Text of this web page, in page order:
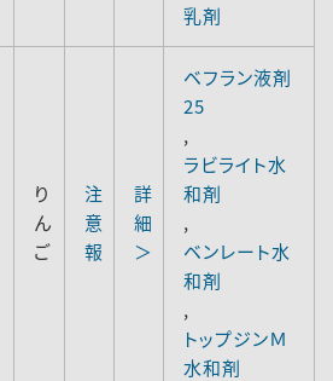
乳剤
り
ん
ご
注
意
報
詳
細
＞
ベフラン液剤
25
,
ラビライト水
和剤
,
ベンレート水
和剤
,
トップジンＭ
水和剤